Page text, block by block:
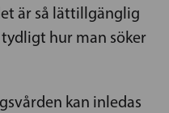
är så lättillgänglig
hur man söker
kan inledas